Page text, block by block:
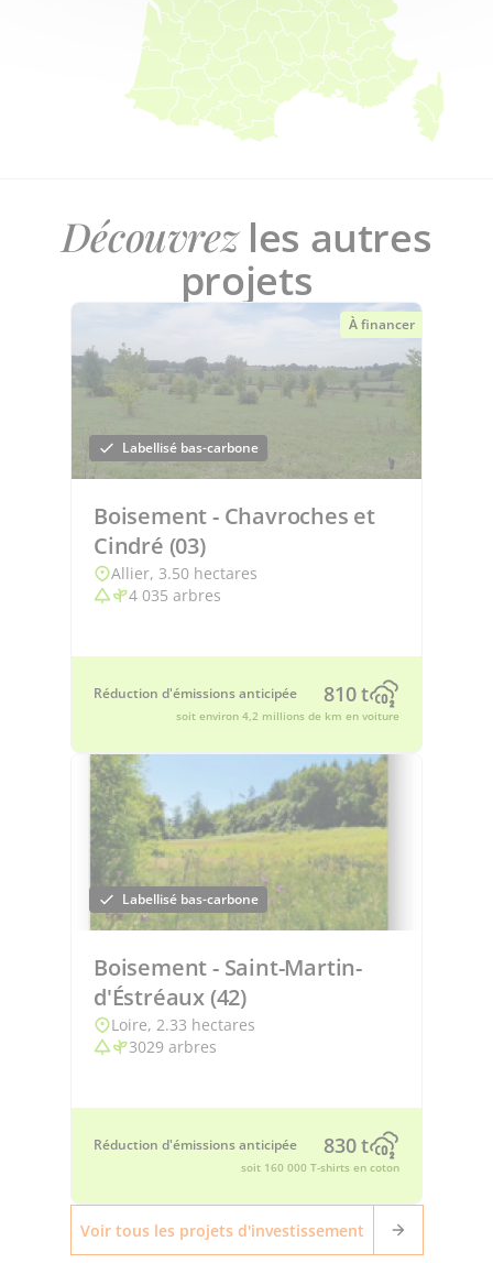
Découvrezles autres
projets
Labellisé bas-carbone
À financer
Boisement - Chavroches et
Cindré (03)
Allier, 3.50 hectares
4 035 arbres
Réduction d'émissions anticipée 810 t
soit environ 4,2 millions de km en voiture
Labellisé bas-carbone
Boisement - Saint-Martin-
d'Éstréaux (42)
Loire, 2.33 hectares
3029 arbres
Réduction d'émissions anticipée 830 t
soit 160 000 T-shirts en coton
Voir tous les projets d'investissement